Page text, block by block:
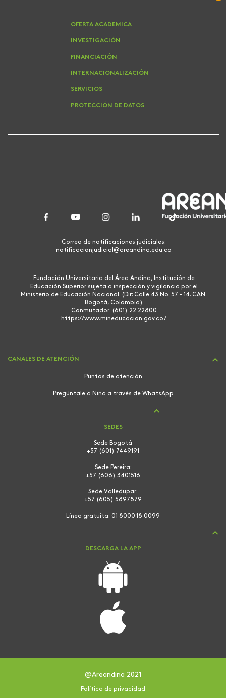
OFERTA ACADEMICA
INVESTIGACIÓN
FINANCIACIÓN
INTERNACIONALIZACIÓN
SERVICIOS
PROTECCIÓN DE DATOS
Correo de notificaciones judiciales:
notificacionjudicial@areandina.edu.co
Fundación Universitaria del Área Andina, Institución de
Educación Superior sujeta a inspección y vigilancia por el
Ministerio de Educación Nacional. (Dir: Calle 43 No. 57 - 14. CAN.
Bogotá, Colombia)
Conmutador: (601) 22 22800
https://www.mineducacion.gov.co/
CANALES DE ATENCIÓN
Puntos de atención
Pregúntale a Nina a través de WhatsApp
SEDES
Sede Bogotá
+57 (601) 7449191
Sede Pereira:
+57 (606) 3401516
Sede Valledupar:
+57 (605) 5897879
Línea gratuita: 01 8000 18 0099
DESCARGA LA APP
@Areandina 2021
Política de privacidad